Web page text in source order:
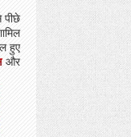
पीछे
हुए
और